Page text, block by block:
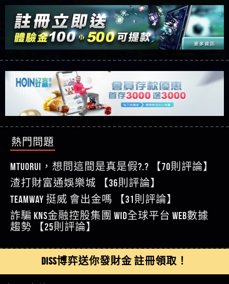
金 被M.L.Edge詐騙的錢一招拿回
不是詐騙 Robinhood是真的嗎 被Robinhood詐騙的錢怎
麼辦 本文教你如何拿回被騙資金
資金賴zg369】FLTO是詐騙嗎 FLTO是不是詐騙 FLTO是
真的嗎 被FLTO詐騙的錢怎麼辦 本文教你如何拿回
被騙資金
【其他問題】 遇詐騙求救賴【zg369】八旬老翁被
ALYWS詐騙家破人亡 ALYWS是真的嗎 ALYWS是不是詐騙
ALYWS是詐騙嗎 （ALYWS）無法出金 請小心群組暗椿
【其他問題】 一招教你揭秘新型詐騙手法 （受害
者免費援助賴zg369）當當詐騙 當當是不是詐騙 當
當是真的嗎 當當是詐騙嗎 六旬老婦深信當當高獲
利回報被騙的家破人亡
【其他問題】用理性數據指路，開啟你的高回報
娛樂之旅
【其他問題】【老玩家不藏私】2025 線上老虎機
這樣挑！RTP、波動率和平台安全的全攻略！
【推薦博弈】這款《ATG 武俠》老虎機真的猛！玩
過才知道什麼叫超過3萬種中獎方式！
【推薦博弈】BNG電子遊戲完整攻略！熱門老虎
機、集鴻運玩法、獨家試玩一次看！
【其他問題】【2025】ATG試玩必看！戰神賽特
51,000倍數玩法攻略，輕鬆稱霸老虎機！
【其他問題】「拆解力智投資詐騙套路緊急追討
賴zg369」力智投資是不是詐騙 力智投資是真的嗎
力智投資是詐騙嗎 南部老翁還在癡迷力智投資高
回報獲利 請不要在匯款
【其他問題】 【遇天盛商行詐騙追回資金賴
zg369】天盛商行詐騙 天盛商行是不是詐騙 天盛商
行是真的嗎 天盛商行是詐騙嗎 被天盛商行詐騙一
招教你拿回
【其他問題】 受害者援助賴【zg369】退休老翁被
大戶e點靈詐騙痛不欲生 大戶e點靈是真的嗎 大戶e
點靈是不是詐騙 大戶e點靈是詐騙嗎 大戶e點靈無
法出金 （大戶e點靈）教你如何規避詐騙陷阱
【其他問題】 弘記投資詐騙持續收割國人中【免
費討回資金賴zg369】弘記投資是詐騙嗎 弘記投資
是不是詐騙 弘記投資是真的嗎 被弘記投資詐騙的
錢怎麼辦 本文教你如何拿回被騙資金
【其他問題】 被騙追回賴【zg369】KnTop利用新型
詐騙手法欺詐群眾 KnTop是真的嗎 KnTop是不是詐騙
KnTop是詐騙嗎 【KnTop】KnTop無法出金 被KnTop詐騙
的錢一招拿回
【其他問題】機台運算專案詐騙持續收割國人中
【免費討回資金賴zg369】機台運算專案是詐騙嗎
機台運算專案是不是詐騙 機台運算專案是真的嗎
被機台運算專案詐騙的錢怎麼辦 本文教你如何拿
回被騙資金
【其他問題】 Hoyabit詐騙持續收割國人中【免費
討回資金賴zg369】Hoyabit是詐騙嗎 Hoyabit是不是詐
騙 Hoyabit是真的嗎 被HoyabitHoyabit詐騙的錢怎麼辦
本文教你如何拿回被騙資金
【其他問題】KS.M多元化行銷詐騙持續收割國人
中【免費討回資金賴zg369】KS.M多元化行銷是詐
騙嗎 KS.M多元化行銷是不是詐騙 KS.M多元化行銷是
真的嗎 被KS.M多元化行銷詐騙的錢怎麼辦 本文教
【其他問題】免費追回賴「zg369」深度解析野原
家 Family & Love如何詐騙 野原家 Family & Love是不是詐
騙 野原家 Family & Love是真的嗎 野原家 Family & Love是
【其他問題】元盈橋詐騙持續收割國人中【免費
討回資金賴zg369】元盈橋是詐騙嗎 元盈橋是不是
本文教你如何拿回被騙資金
【其他問題】被騙追回賴【zg369】M.L.Edge利用新
是詐騙 M.L.Edge是詐騙嗎 【M.L.Edge】M.L.Edge無法出
金 被M.L.Edge詐騙的錢一招拿回
費討回資金賴zg369】Robinhood是詐騙嗎 Robinhood是
不是詐騙 Robinhood是真的嗎 被Robinhood詐騙的錢怎
麼辦 本文教你如何拿回被騙資金
【其他問題】FLTO詐騙持續收割國人中【免費討回
資金賴zg369】FLTO是詐騙嗎 FLTO是不是詐騙 FLTO是
真的嗎 被FLTO詐騙的錢怎麼辦 本文教你如何拿回
【其他問題】 遇詐騙求救賴【zg369】八旬老翁被
ALYWS詐騙家破人亡 ALYWS是真的嗎 ALYWS是不是詐騙
【其他問題】 一招教你揭秘新型詐騙手法 （受害
好厲
【陳順堪】黑網不出金
【黃伊珊】不推薦爛公司
【陳順堪】星匯娛樂城出金幾次後贏錢就不給出
金
【陳順堪】黑網出金幾次後贏了就不出金出
【玩運彩】
【asd】唬爛不出金黑網垃圾平台
【蘇俊曄】所以會出金嗎現在也是一樣的狀況
【侯依揚】廢物喔
【傑】推代理真的好相處
回答
【王亞廷】LINE:kK605638
【王亞廷】#免費手遊#錢龍皇ONLINE#http
【傑】真的
【蔡如軒】黑網一個呵呵
【Wei】讚
【沈樂慧】又是九州??爛死了黑網不要玩
【林伊依】爛死了拉贏錢直接鎖帳號可以去吃屎
【陳靜茹】推薦小畢，我也是小畢的會員～～
【AVA娛樂城】還會自己做假對話來毀謗欸哈哈哈
【陳順堪】黑網不出金
【黃伊珊】不推薦爛公司
熱門問題
MTUORUi，想問這間是真是假?.? 【70則評論】
渣打財富通娛樂城 【36則評論】
TEAMWAY 挺威 會出金嗎 【31則評論】
詐騙 kns金融控股集團 WID全球平台 WEB數據
趨勢 【25則評論】
DISS博弈送你發財金 註冊領取！